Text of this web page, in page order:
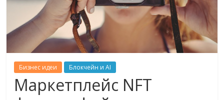
Бизнес идеи Блокчейн и AI
Маркетплейс NFT